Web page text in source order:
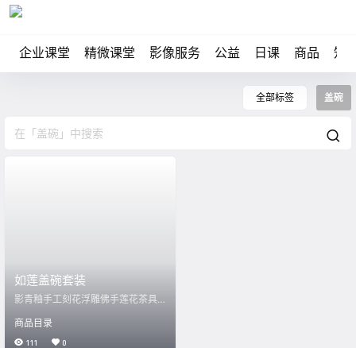
企业课堂 精微课堂 影像服务 公益 日课 商品 知
全部标签 盖碗
如莲盖碗套装
影青釉手工刻花浮雕佛手莲花茶具
道杯，6盏品茗杯。 价格：1980元/
套 有意请加精微小掌柜：kingwise-
商品目录
111 0